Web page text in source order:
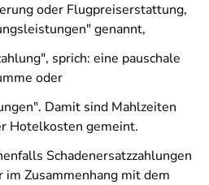
oder Flugpreiserstattung,
genannt,
sprich: eine pauschale
oder
Damit sind Mahlzeiten
Hotelkosten gemeint.
Schadenersatzzahlungen
Zusammenhang mit dem